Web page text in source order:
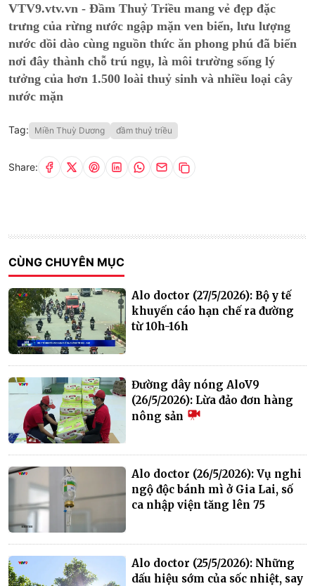
VTV9.vtv.vn - Đầm Thuỷ Triều mang vẻ đẹp đặc
trưng của rừng nước ngập mặn ven biển, lưu lượng
nước dồi dào cùng nguồn thức ăn phong phú đã biến
nơi đây thành chỗ trú ngụ, là môi trường sống lý
tưởng của hơn 1.500 loài thuỷ sinh và nhiều loại cây
nước mặn
Tag: Miền Thuỳ Dương đầm thuỷ triều
Share:
CÙNG CHUYÊN MỤC
Alo doctor (27/5/2026): Bộ y tế
khuyến cáo hạn chế ra đường
từ 10h-16h
Đường dây nóng AloV9
(26/5/2026): Lừa đảo đơn hàng
nông sản
Alo doctor (26/5/2026): Vụ nghi
ngộ độc bánh mì ở Gia Lai, số
ca nhập viện tăng lên 75
Alo doctor (25/5/2026): Những
dấu hiệu sớm của sốc nhiệt, say